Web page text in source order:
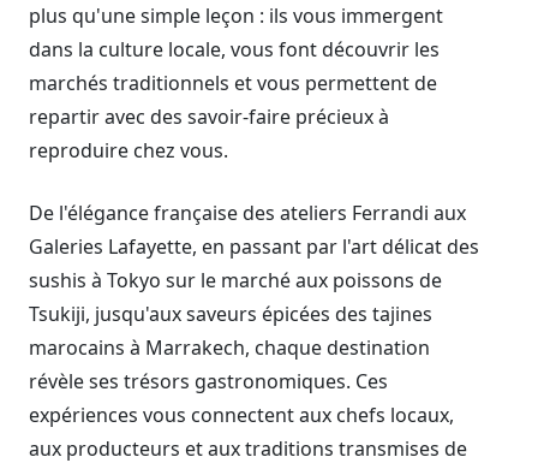
plus qu'une simple leçon : ils vous immergent
dans la culture locale, vous font découvrir les
marchés traditionnels et vous permettent de
repartir avec des savoir-faire précieux à
reproduire chez vous.
De l'élégance française des ateliers Ferrandi aux
Galeries Lafayette, en passant par l'art délicat des
sushis à Tokyo sur le marché aux poissons de
Tsukiji, jusqu'aux saveurs épicées des tajines
marocains à Marrakech, chaque destination
révèle ses trésors gastronomiques. Ces
expériences vous connectent aux chefs locaux,
aux producteurs et aux traditions transmises de